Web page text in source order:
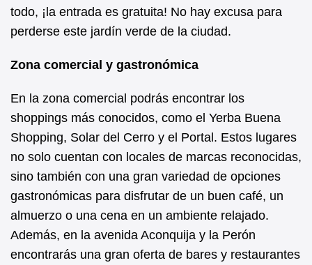
todo, ¡la entrada es gratuita! No hay excusa para
perderse este jardín verde de la ciudad.
Zona comercial y gastronómica
En la zona comercial podrás encontrar los
shoppings más conocidos, como el Yerba Buena
Shopping, Solar del Cerro y el Portal. Estos lugares
no solo cuentan con locales de marcas reconocidas,
sino también con una gran variedad de opciones
gastronómicas para disfrutar de un buen café, un
almuerzo o una cena en un ambiente relajado.
Además, en la avenida Aconquija y la Perón
encontrarás una gran oferta de bares y restaurantes